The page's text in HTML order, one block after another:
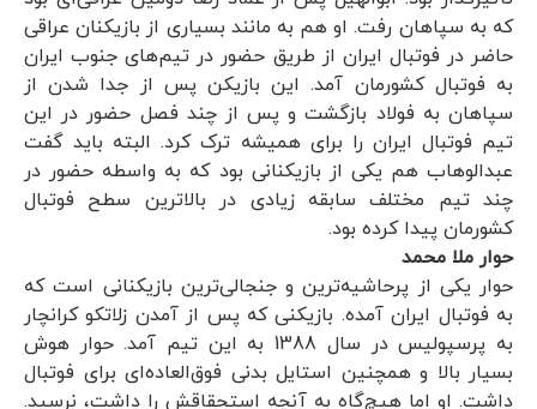
که به سپاهان رفت. او هم به مانند بسیاری از بازیکنان عراقی
حاضر در فوتبال ایران از طریق حضور در تیم‌های جنوب ایران
به فوتبال کشورمان آمد. این بازیکن پس از جدا شدن از
سپاهان به فولاد بازگشت و پس از چند فصل حضور در این
تیم فوتبال ایران را برای همیشه ترک کرد. البته باید گفت
عبدالوهاب هم یکی از بازیکنانی بود که به واسطه حضور در
چند تیم مختلف سابقه زیادی در بالاترین سطح فوتبال
کشورمان پیدا کرده بود.
حوار ملا محمد
حوار یکی از پرحاشیه‌ترین و جنجالی‌ترین بازیکنانی است که
به فوتبال ایران آمده. بازیکنی که پس از آمدن زلاتکو کرانچار
به پرسپولیس در سال 1388 به این تیم آمد. حوار هوش
بسیار بالا و همچنین استایل بدنی فوق‌العاده‌ای برای فوتبال
داشت. او اما هیچ‌گاه به آنچه استحقاقش را داشت، نرسید.